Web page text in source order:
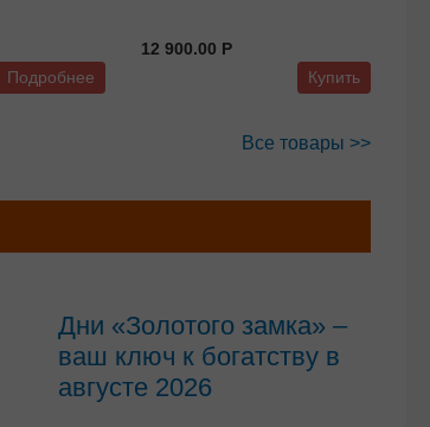
Подробнее
12 900.00 P
Купить
Все товары >>
Дни «Золотого замка» –
ваш ключ к богатству в
августе 2026